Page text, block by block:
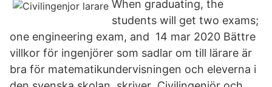
When graduating, the
students will get two exams;
one engineering exam, and 14 mar 2020 Bättre
villkor för ingenjörer som sadlar om till lärare är
bra för matematikundervisningen och eleverna i